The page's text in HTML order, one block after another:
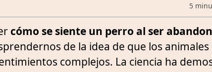
5
cómo se siente un perro al ser
de la idea de que los
complejos. La ciencia ha